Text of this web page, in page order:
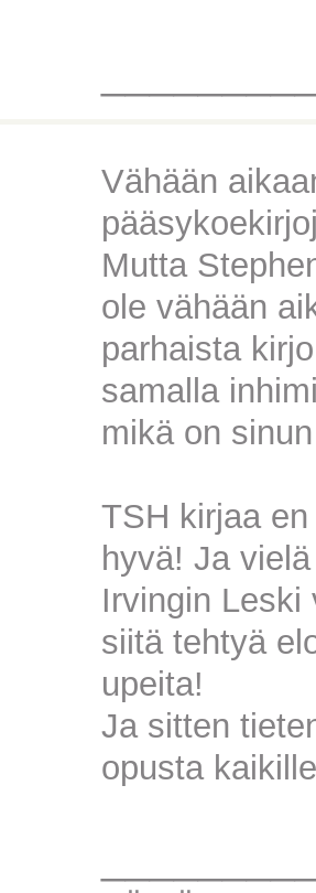
Vähään
Mutta
ole vähään
parhaista
samalla
mikä on
TSH kirjaa
hyvä! Ja
Irvingin Leski
siitä tehtyä
upeita!
Ja sitten
opusta